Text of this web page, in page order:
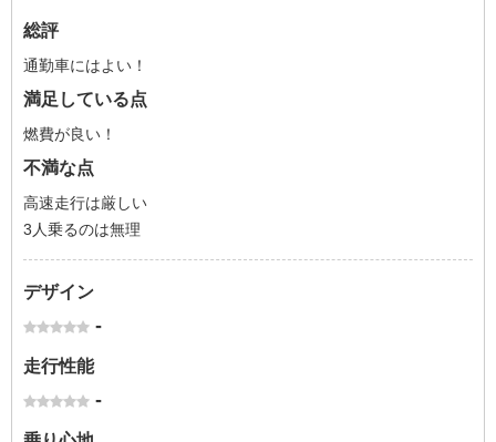
総評
通勤車にはよい！
満足している点
燃費が良い！
不満な点
高速走行は厳しい
3人乗るのは無理
デザイン
-
走行性能
-